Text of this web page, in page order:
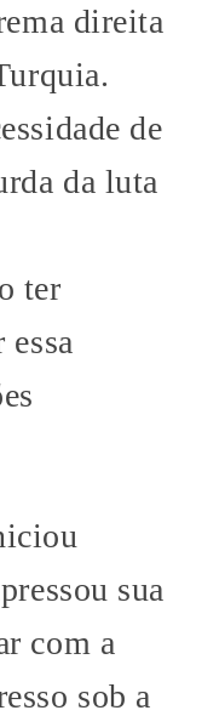
direita
de
da luta
ter
sua
com a
sob a